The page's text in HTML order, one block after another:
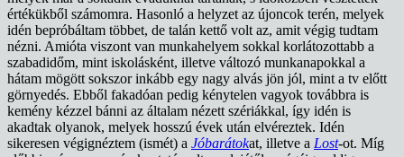
értékükből számomra. Hasonló a helyzet az újoncok terén, melyek
idén bepróbáltam többet, de talán kettő volt az, amit végig tudtam
nézni. Amióta viszont van munkahelyem sokkal korlátozottabb a
szabadidőm, mint iskolásként, illetve változó munkanapokkal a
hátam mögött sokszor inkább egy nagy alvás jön jól, mint a tv előtt
görnyedés. Ebből fakadóan pedig kénytelen vagyok továbbra is
kemény kézzel bánni az általam nézett szériákkal, így idén is
akadtak olyanok, melyek hosszú évek után elvéreztek. Idén
sikeresen végignéztem (ismét) a Jóbarátokat, illetve a Lost-ot. Míg